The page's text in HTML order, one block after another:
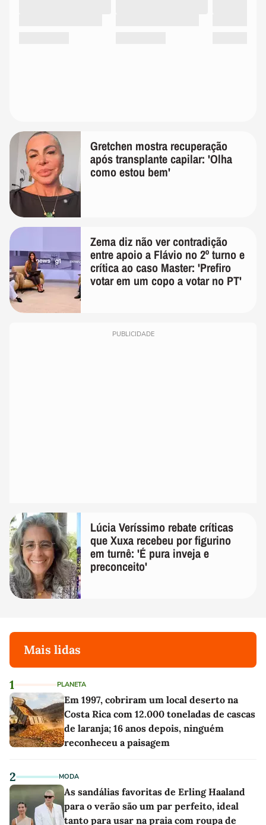
Gretchen mostra recuperação
após transplante capilar: 'Olha
como estou bem'
Zema diz não ver contradição
entre apoio a Flávio no 2º turno e
crítica ao caso Master: 'Prefiro
votar em um copo a votar no PT'
PUBLICIDADE
Lúcia Veríssimo rebate críticas
que Xuxa recebeu por figurino
em turnê: 'É pura inveja e
preconceito'
Mais lidas
1 PLANETA
Em 1997, cobriram um local deserto na
Costa Rica com 12.000 toneladas de cascas
de laranja; 16 anos depois, ninguém
reconheceu a paisagem
2 MODA
As sandálias favoritas de Erling Haaland
para o verão são um par perfeito, ideal
tanto para usar na praia com roupa de